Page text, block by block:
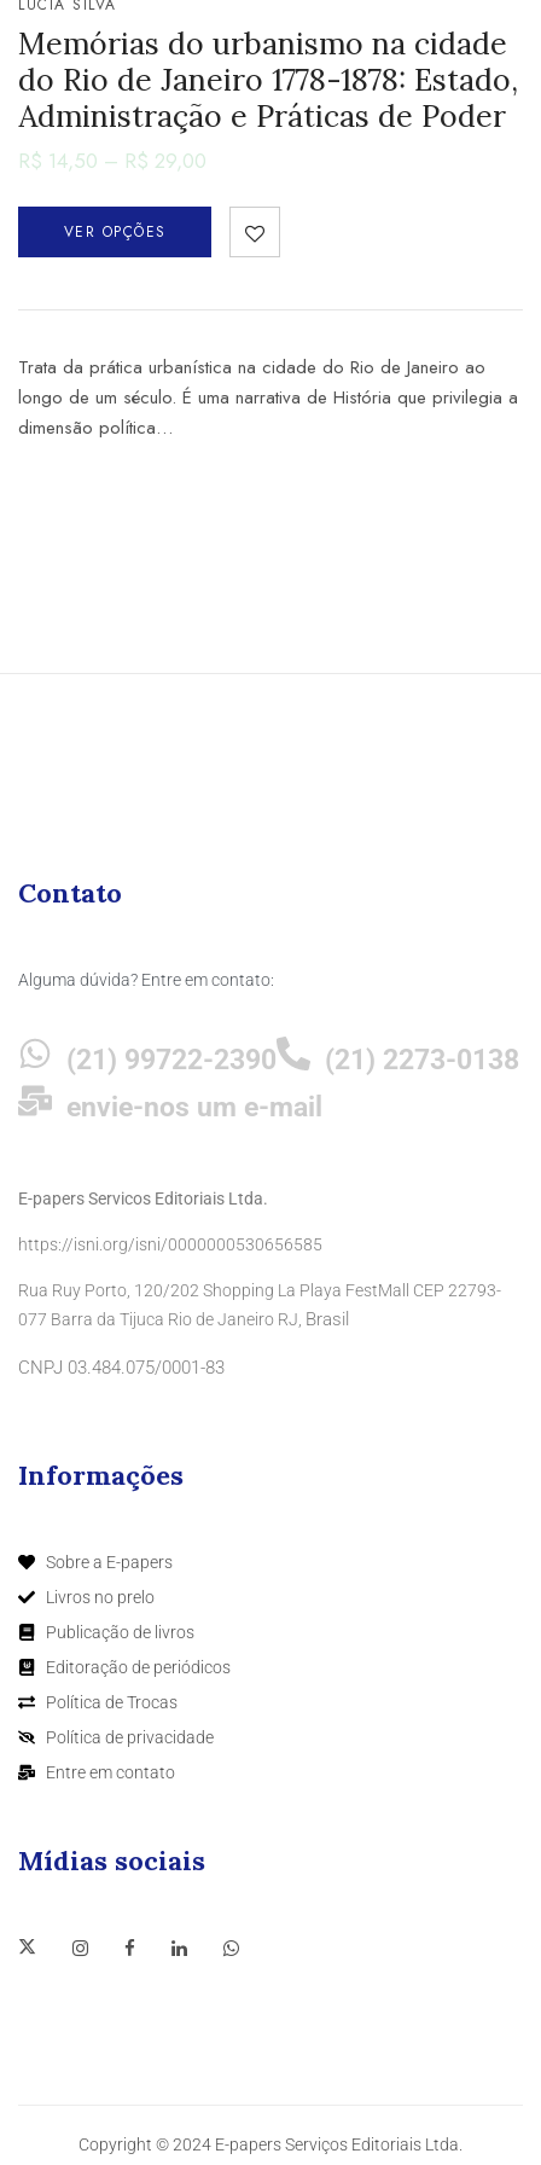
LÚCIA SILVA
Memórias do urbanismo na cidade
do Rio de Janeiro 1778-1878: Estado,
Administração e Práticas de Poder
R$ 14,50 – R$ 29,00
VER OPÇÕES
Trata da prática urbanística na cidade do Rio de Janeiro ao
longo de um século. É uma narrativa de História que privilegia a
dimensão política…
Contato
Alguma dúvida? Entre em contato:
(21) 99722-2390
(21) 2273-0138
envie-nos um e-mail
E-papers Servicos Editoriais Ltda.
https://isni.org/isni/0000000530656585
Rua Ruy Porto, 120/202 Shopping La Playa FestMall CEP 22793-
077 Barra da Tijuca Rio de Janeiro RJ, Brasil
CNPJ 03.484.075/0001-83
Informações
Sobre a E-papers
Livros no prelo
Publicação de livros
Editoração de periódicos
Política de Trocas
Política de privacidade
Entre em contato
Mídias sociais
Copyright © 2024 E-papers Serviços Editoriais Ltda.